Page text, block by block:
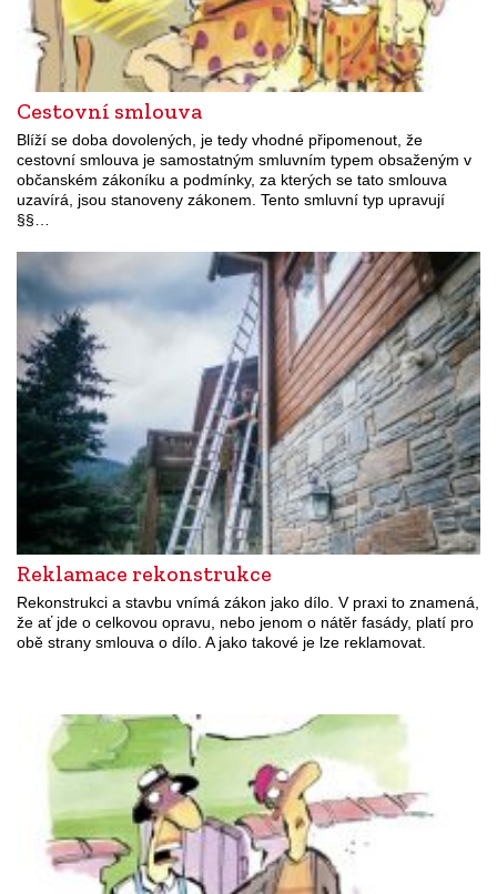
Cestovní smlouva
Blíží se doba dovolených, je tedy vhodné připomenout, že
cestovní smlouva je samostatným smluvním typem obsaženým v
občanském zákoníku a podmínky, za kterých se tato smlouva
uzavírá, jsou stanoveny zákonem. Tento smluvní typ upravují
§§…
Reklamace rekonstrukce
Rekonstrukci a stavbu vnímá zákon jako dílo. V praxi to znamená,
že ať jde o celkovou opravu, nebo jenom o nátěr fasády, platí pro
obě strany smlouva o dílo. A jako takové je lze reklamovat.